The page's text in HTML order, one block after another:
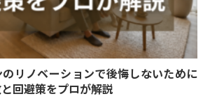
リノベーションで後悔しないために
回避策をプロが解説